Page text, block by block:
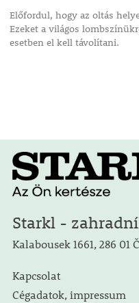
Előfordul, hogy az oltás
Ezeket a világos
esetben el kell távolítani.
Starkl -
Kalabousek 1661, 286 01
Kapcsolat
Cégadatok, impressum